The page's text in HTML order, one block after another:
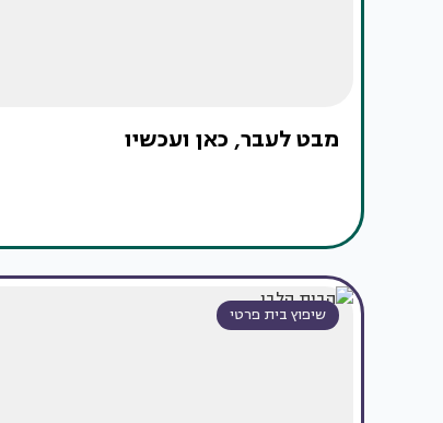
מבט לעבר, כאן ועכשיו
שיפוץ בית פרטי